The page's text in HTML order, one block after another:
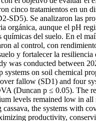
cinco tratamientos en un
SD5). Se analizaron las
orgánica, aunque el pH
del suelo. En el
al control, con
y fortalecer la
was conducted between
on soil chemical
fallow (SD1) and four
(Duncan p ≤ 0.05). The
levels remained low in
the systems with
productivity,